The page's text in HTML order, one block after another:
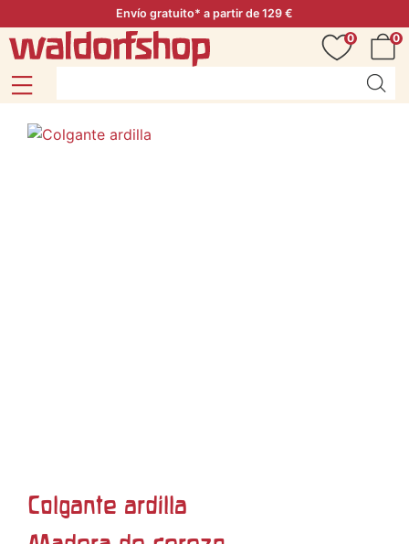
Envío gratuito* a partir de 129 €
0
0
Colgante ardilla